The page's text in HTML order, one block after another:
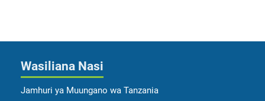
Wasiliana Nasi
Jamhuri ya Muungano wa Tanzania